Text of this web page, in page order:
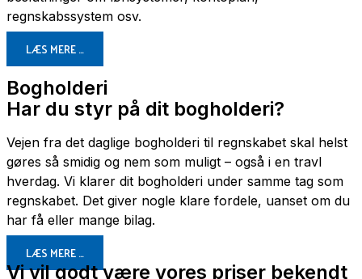
regnskabssystem osv.
LÆS MERE …
Bogholderi
Har du styr på dit bogholderi?
Vejen fra det daglige bogholderi til regnskabet skal helst
gøres så smidig og nem som muligt – også i en travl
hverdag. Vi klarer dit bogholderi under samme tag som
regnskabet. Det giver nogle klare fordele, uanset om du
har få eller mange bilag.
LÆS MERE …
Vi vil godt være vores priser bekendt